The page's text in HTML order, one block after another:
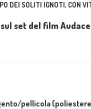
DEI SOLITI IGNOTI, CON
set del film
pellicola